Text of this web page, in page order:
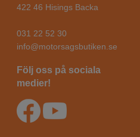
422 46 Hisings Backa
031 22 52 30
info@motorsagsbutiken.se
Följ oss på sociala
medier!